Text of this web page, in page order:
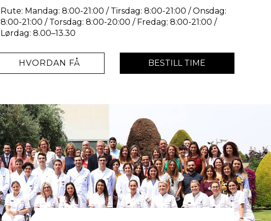
Rute: Mandag: 8:00-21:00 / Tirsdag: 8:00-21:00 / Onsdag:
8:00-21:00 / Torsdag: 8:00-20:00 / Fredag: 8:00-21:00 /
Lørdag: 8.00–13.30
HVORDAN FÅ BESTILL TIME